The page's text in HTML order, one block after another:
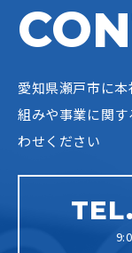
愛知県瀬戸市に
組みや事業に関
わせください